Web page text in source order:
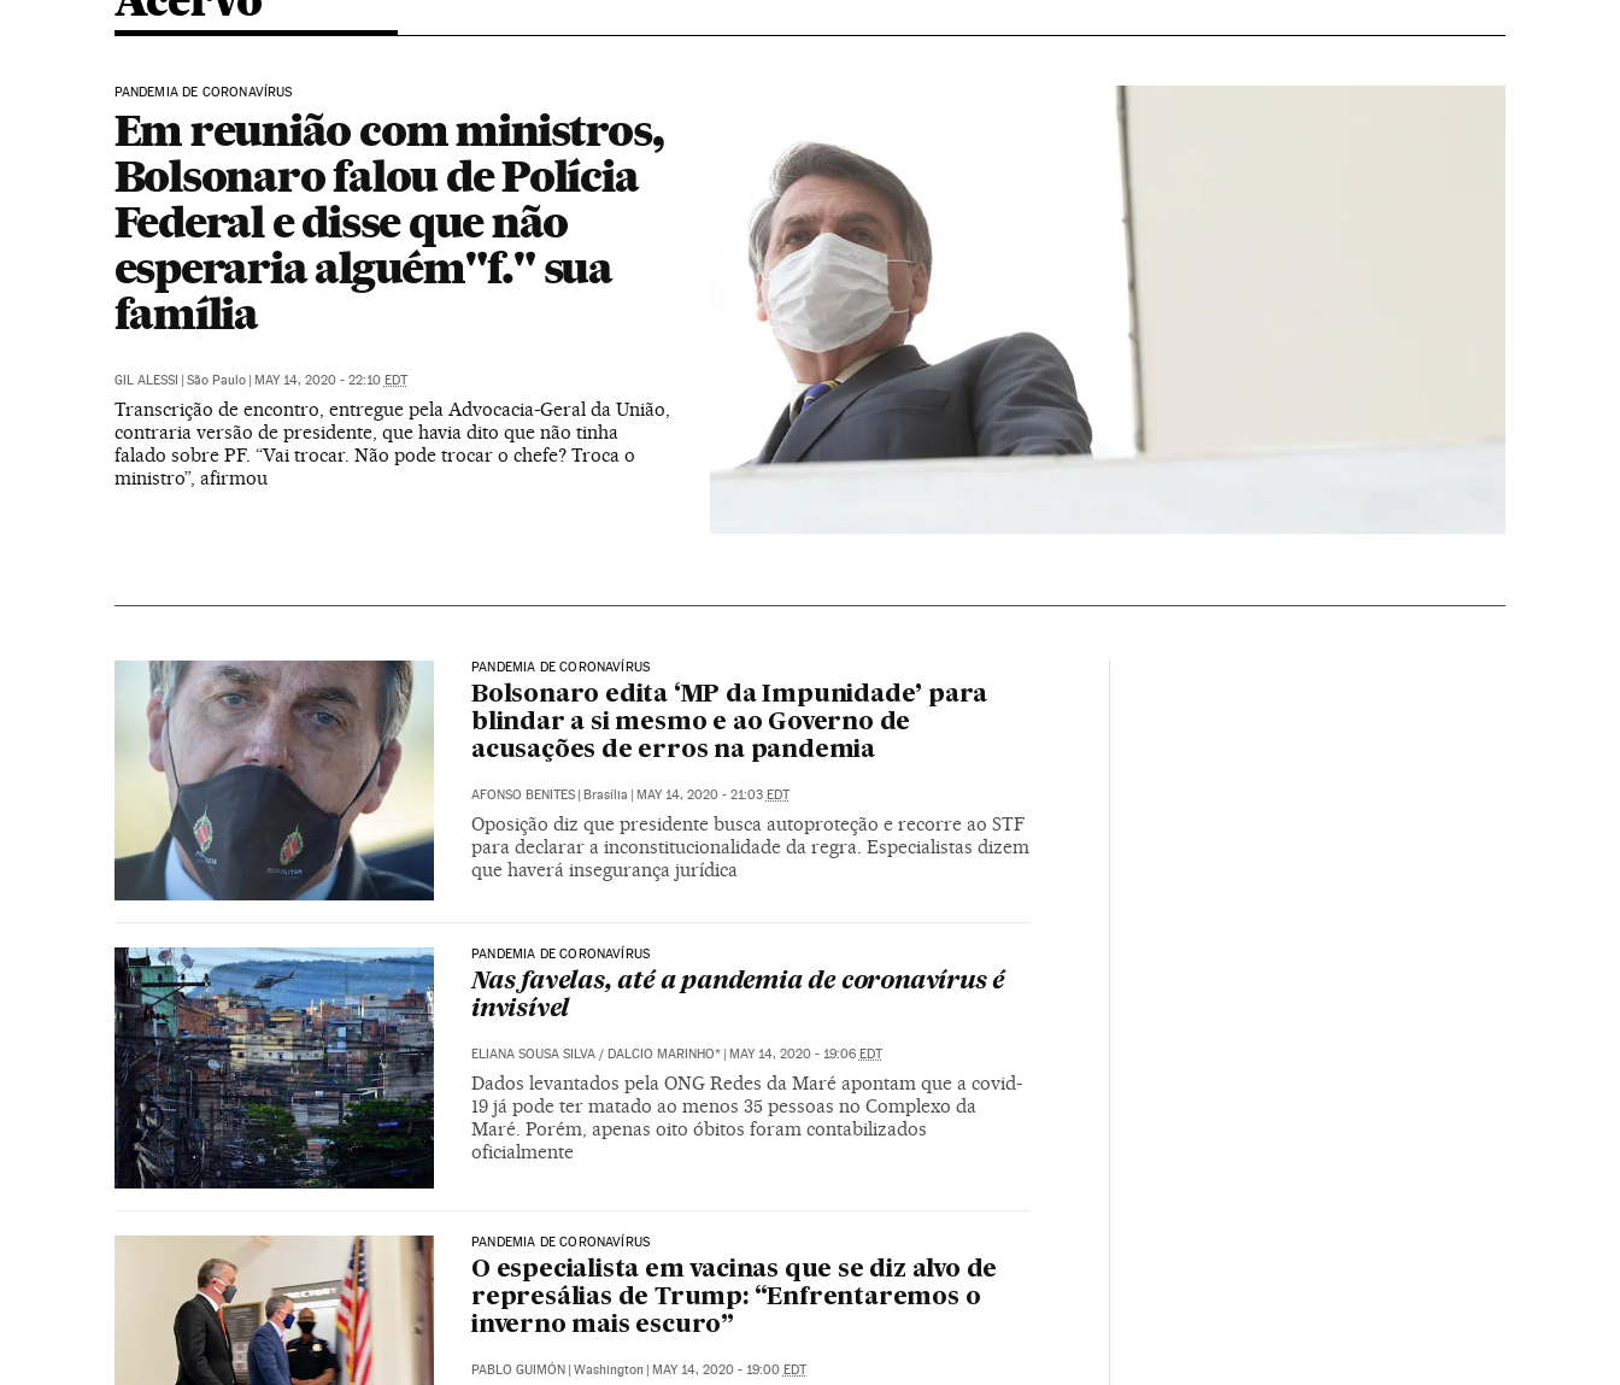
PANDEMIA DE CORONAVÍRUS
Em reunião com ministros,
Bolsonaro falou de Polícia
Federal e disse que não
esperaria alguém"f." sua
família
GIL ALESSI | São Paulo | MAY 14, 2020 - 22:10 EDT
Transcrição de encontro, entregue pela Advocacia-Geral da União,
contraria versão de presidente, que havia dito que não tinha
falado sobre PF. “Vai trocar. Não pode trocar o chefe? Troca o
ministro”, afirmou
PANDEMIA DE CORONAVÍRUS
Bolsonaro edita ‘MP da Impunidade’ para
blindar a si mesmo e ao Governo de
acusações de erros na pandemia
AFONSO BENITES | Brasília | MAY 14, 2020 - 21:03 EDT
Oposição diz que presidente busca autoproteção e recorre ao STF
para declarar a inconstitucionalidade da regra. Especialistas dizem
que haverá insegurança jurídica
PANDEMIA DE CORONAVÍRUS
Nas favelas, até a pandemia de coronavírus é
invisível
ELIANA SOUSA SILVA / DALCIO MARINHO* MAY 14, 2020 - 19:06 EDT
Dados levantados pela ONG Redes da Maré apontam que a covid-
19 já pode ter matado ao menos 35 pessoas no Complexo da
Maré. Porém, apenas oito óbitos foram contabilizados
oficialmente
PANDEMIA DE CORONAVÍRUS
O especialista em vacinas que se diz alvo de
represálias de Trump: “Enfrentaremos o
inverno mais escuro”
PABLO GUIMÓN | Washington | MAY 14, 2020 - 19:00 EDT